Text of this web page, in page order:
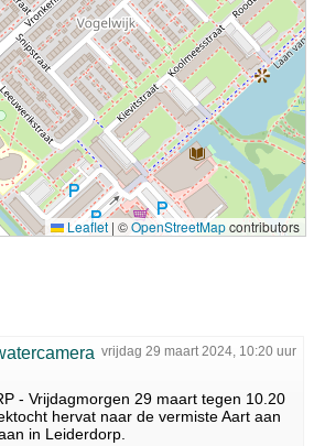
Leaflet | ©OpenStreetMapcontributors
vrijdag 29 maart 2024, 10:20 uur
- Vrijdagmorgen 29 maart tegen 10.20
hervat naar de vermiste Aart aan
in Leiderdorp.